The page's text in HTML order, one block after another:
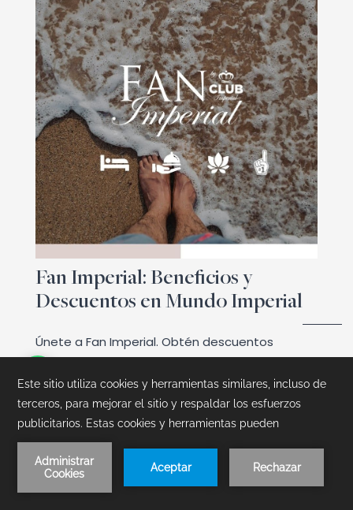
Fan Imperial: Beneficios y
Descuentos en Mundo Imperial
Únete a Fan Imperial. Obtén descuentos
únicas en habitaciones y experiencias
Funtainment de hospedaje + concierto.
Leer Artículo